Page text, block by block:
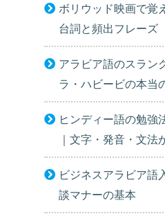
ボリウッド映画で覚
台詞と頻出フレーズ
アラビア語のスラン
ラ・ハビービの本当
ヒンディー語の勉強
｜文字・発音・文法
ビジネスアラビア語
談マナーの基本